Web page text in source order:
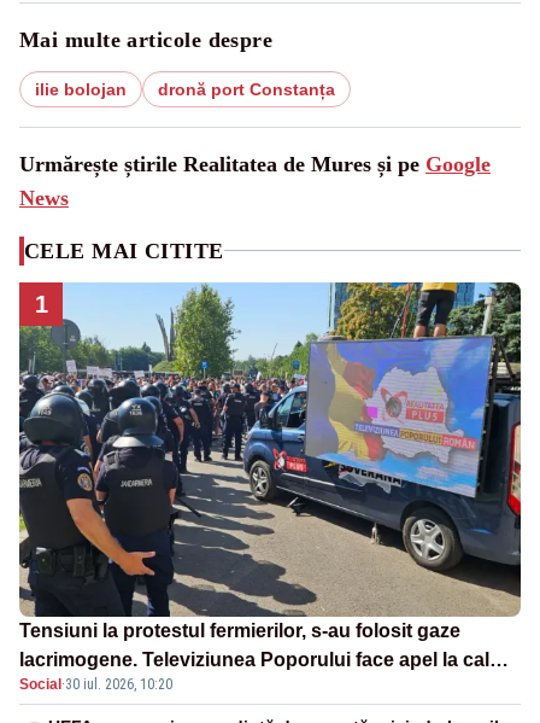
Mai multe articole despre
ilie bolojan dronă port Constanța
Urmărește știrile Realitatea de Mures și pe Google
News
CELE MAI CITITE
1
Tensiuni la protestul fermierilor, s-au folosit gaze
lacrimogene. Televiziunea Poporului face apel la calm
– LIVE TEXT
Social ·30 iul. 2026, 10:20